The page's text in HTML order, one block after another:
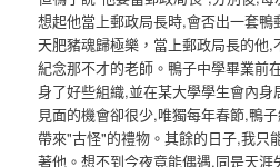
想起他當上郵政局長時,會否出一套
天肥豬魂歸極樂，當上郵政局長的他
紀念那不才的老師。鴨子中學畢業前
身了好些組織,並在某大學學生會內
見面的機會卻很少,唯獨每年春節,鴨
帶來"古怪"的禮物。其餘的日子,我只
著他。想不到今夜竟能偶遇,同是天